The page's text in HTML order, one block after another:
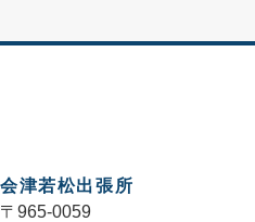
会津若松出張所
〒965-0059